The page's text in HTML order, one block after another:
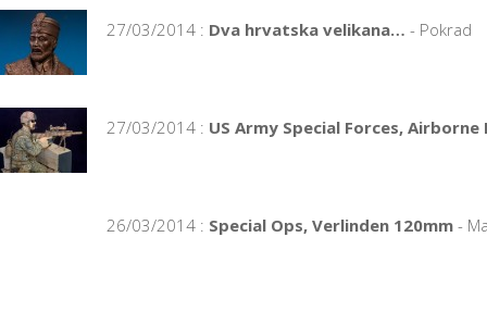
27/03/2014 : Dva hrvatska velikana… - Pokrad
27/03/2014 : US Army Special Forces,
26/03/2014 : Special Ops, Verlinden 120mm -